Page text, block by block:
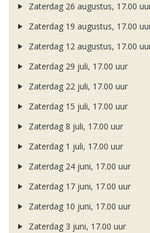
Zaterdag 26 augustus, 17.00
Zaterdag 19 augustus, 17.00
Zaterdag 12 augustus, 17.00
Zaterdag 29 juli, 17.00 uur
Zaterdag 22 juli, 17.00 uur
Zaterdag 15 juli, 17.00 uur
Zaterdag 8 juli, 17.00 uur
Zaterdag 1 juli, 17.00 uur
Zaterdag 24 juni, 17.00 uur
Zaterdag 17 juni, 17.00 uur
Zaterdag 10 juni, 17.00 uur
Zaterdag 3 juni, 17.00 uur